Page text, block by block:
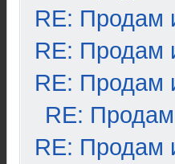
RE: Продам
RE: Продам
RE: Продам
RE:
RE: Продам